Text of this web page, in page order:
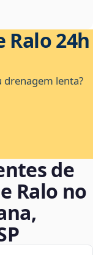
24h
drenagem lenta?
de
Ralo no